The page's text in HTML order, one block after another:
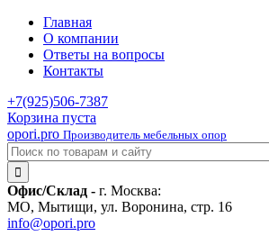
Главная
О компании
Ответы на вопросы
Контакты
+7(925)506-7387
Корзина пуста
opori.pro Производитель мебельных опор
Офис/Склад - г. Москва:
МО, Мытищи, ул. Воронина, стр. 16
info@opori.pro